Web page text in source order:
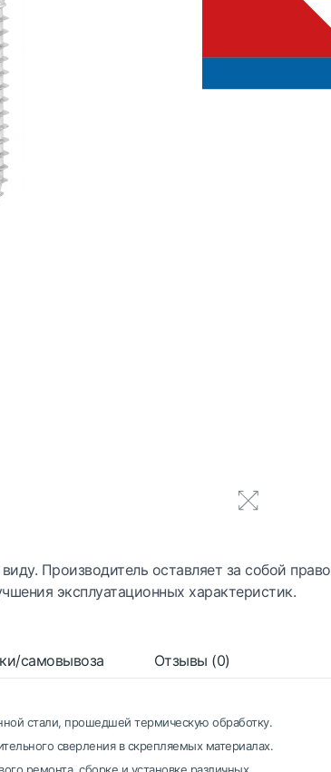
Производитель оставляет за собой право
эксплуатационных характеристик.
самовывоза Отзывы (0)
стали, прошедшей термическую обработку.
сверления в скрепляемых материалах.